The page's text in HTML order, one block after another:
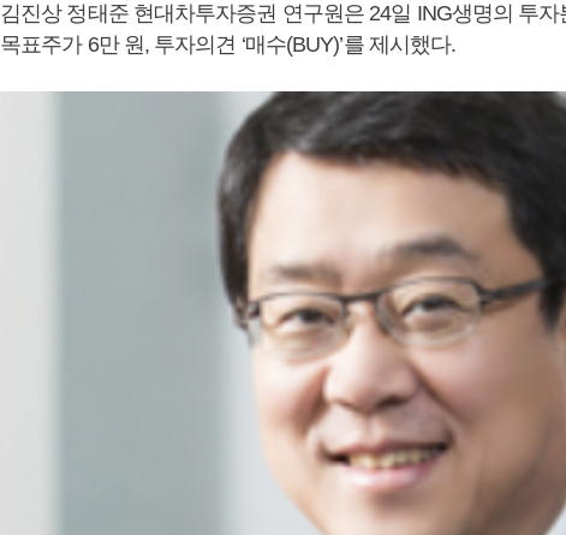
김진상 정태준 현대차투자증권 연구원은 24일 ING생명의 투
목표주가 6만 원, 투자의견 ‘매수(BUY)’를 제시했다.